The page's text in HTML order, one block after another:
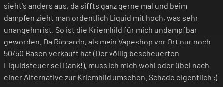
sieht's anders aus, da siffts ganz gerne mal und beim
dampfen zieht man ordentlich Liquid mit hoch, was sehr
unangehm ist. So ist die Kriemhild für mich undampfbar
geworden. Da Riccardo, als mein Vapeshop vor Ort nur noch
50/50 Basen verkauft hat (Der völlig bescheuerten
Liquidsteuer sei Dank!), muss ich mich wohl oder übel nach
einer Alternative zur Kriemhild umsehen. Schade eigentlich :(